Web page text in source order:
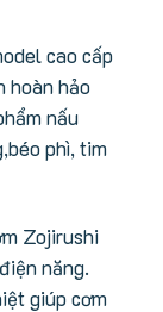
cao cấp
hoàn hảo
nấu
phì, tim
Zojirushi
năng.
giúp cơm